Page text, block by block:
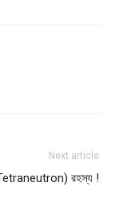
Next article
রহস্য !